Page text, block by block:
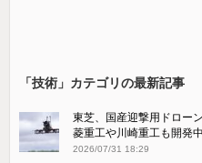
「技術」カテゴリの最新記事
東芝、国産迎撃用ドロー
菱重工や川崎重工も開発中
2026/07/31 18:29